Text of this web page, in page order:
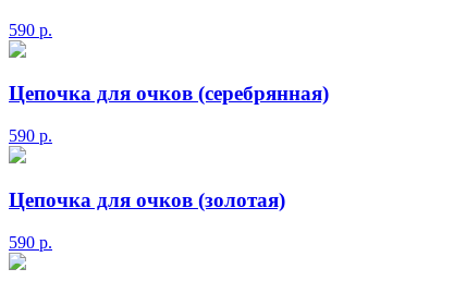
590 р.
Цепочка для очков (серебрянная)
590 р.
Цепочка для очков (золотая)
590 р.